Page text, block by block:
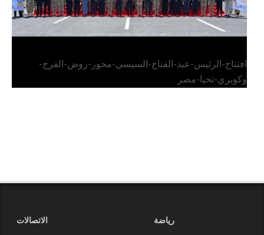
افتتاح-الرئيس-عبد-الفتاح-السيسي-محور-روض-الفرج-
وكوبري-تحيا-مصر
رياضة
الاتصالات